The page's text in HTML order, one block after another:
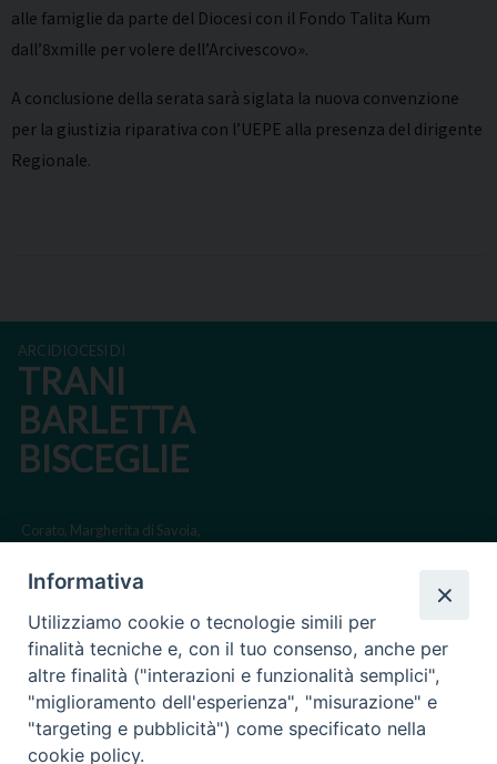
alle famiglie da parte del Diocesi con il Fondo Talita Kum
dall’8xmille per volere dell’Arcivescovo».
A conclusione della serata sarà siglata la nuova convenzione
per la giustizia riparativa con l’UEPE alla presenza del dirigente
Regionale.
ARCIDIOCESI DI
TRANI
BARLETTA
BISCEGLIE
Corato, Margherita di Savoia,
Regione ecclesiastica Puglia
Via Beltrani, 9
76125 Trani BT
Centralino Tel. 0883 494211
Informativa
Utilizziamo cookie o tecnologie simili per
finalità tecniche e, con il tuo consenso, anche per
altre finalità ("interazioni e funzionalità semplici",
"miglioramento dell'esperienza", "misurazione" e
"targeting e pubblicità") come specificato nella
cookie policy.